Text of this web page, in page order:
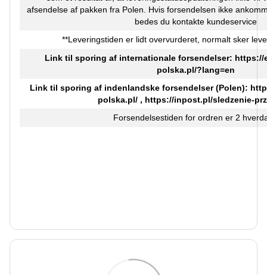
afsendelse af pakken fra Polen. Hvis forsendelsen ikke
bedes du kontakte kundeservice
**Leveringstiden er lidt overvurderet, normalt sker
Link til sporing af internationale forsendelser: https://
polska.pl/?lang=en
Link til sporing af indenlandske forsendelser (Polen):
polska.pl/ , https://inpost.pl/sledzenie-
Forsendelsestiden for ordren er 2